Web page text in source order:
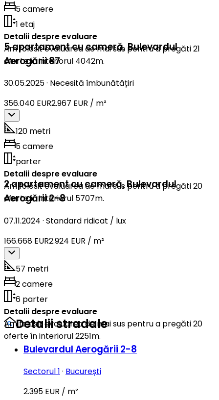
5 camere
1 etaj
Detalii despre evaluare
Am folosit evaluarea de mai sus pentru a pregăti 21
oferte în interiorul 4042m.
5 apartament cu cameră,Bulevardul
Aerogării 87
30.05.2025· Necesită îmbunătățiri
356.040 EUR2.967 EUR / m²
120 metri
5 camere
parter
Detalii despre evaluare
Am folosit evaluarea de mai sus pentru a pregăti 20
oferte în interiorul 5707m.
2 apartament cu cameră,Bulevardul
Aerogării 2-8
07.11.2024 · Standard ridicat / lux
166.668 EUR2.924 EUR / m²
57 metri
2 camere
6 parter
Detalii despre evaluare
Am folosit evaluarea de mai sus pentru a pregăti 20
oferte în interiorul 2251m.
Detalii stradale
Bulevardul Aerogării 2-8
Sectorul 1 · București
2.395 EUR / m²